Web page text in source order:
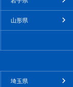
山形県
埼玉県